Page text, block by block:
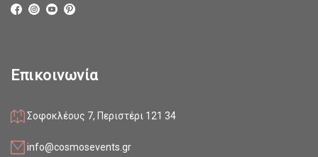
Επικοινωνία
Σοφοκλέους 7, Περιστέρι 121 34
info@cosmosevents.gr